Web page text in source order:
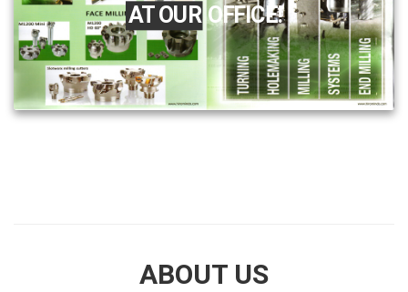
AT OUR OFFICE!
ABOUT US